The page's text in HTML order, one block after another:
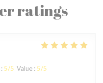
ratings
: 5/5 Value : 5/5